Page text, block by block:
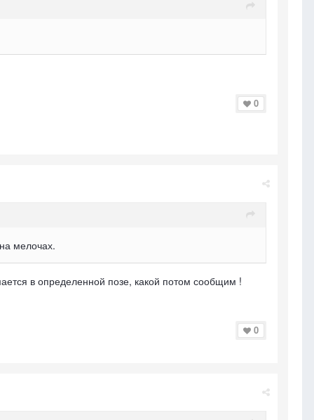
0
мелочах.
в определенной позе, какой потом сообщим !
0